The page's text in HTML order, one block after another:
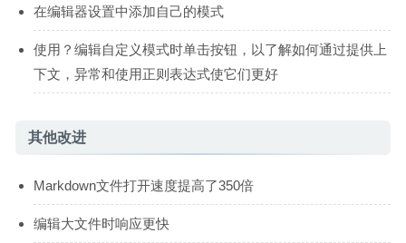
在编辑器设置中添加自己的模式
使用？编辑自定义模式时单击按钮，以了解如何通过提供上
下文，异常和使用正则表达式使它们更好
其他改进
Markdown文件打开速度提高了350倍
编辑大文件时响应更快